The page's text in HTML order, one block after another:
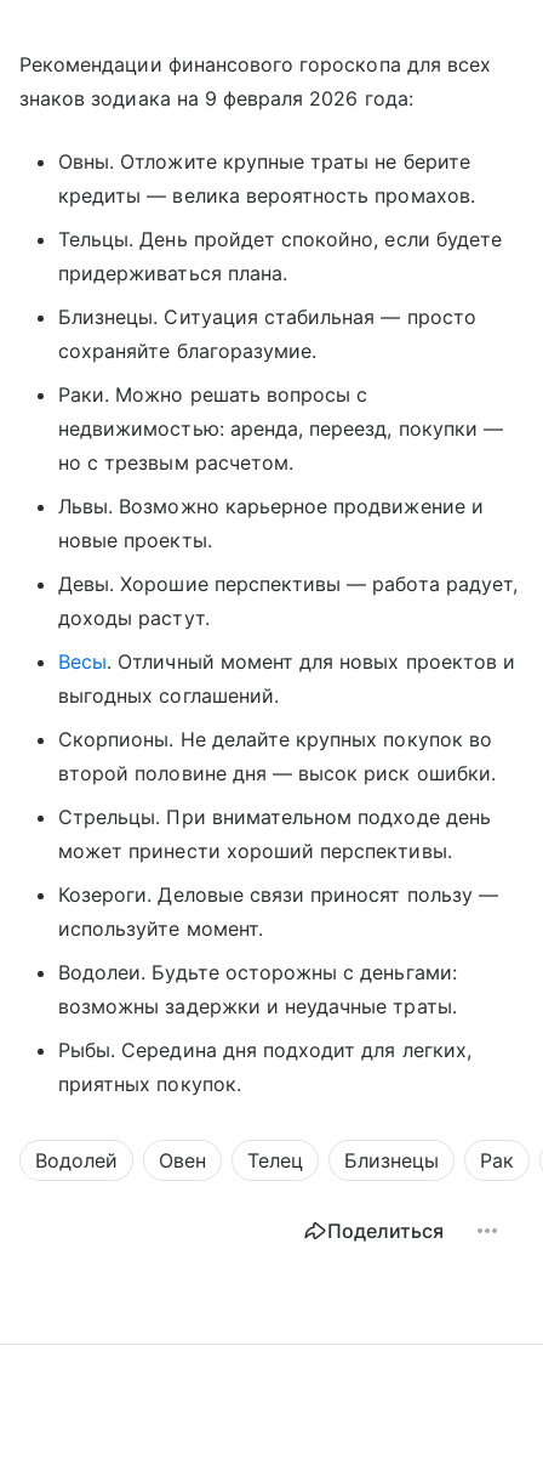
Рекомендации финансового гороскопа для всех
знаков зодиака на 9 февраля 2026 года:
Овны. Отложите крупные траты не берите
кредиты — велика вероятность промахов.
Тельцы. День пройдет спокойно, если будете
придерживаться плана.
Близнецы. Ситуация стабильная — просто
сохраняйте благоразумие.
Раки. Можно решать вопросы с
недвижимостью: аренда, переезд, покупки —
но с трезвым расчетом.
Львы. Возможно карьерное продвижение и
новые проекты.
Девы. Хорошие перспективы — работа радует,
доходы растут.
Весы. Отличный момент для новых проектов и
выгодных соглашений.
Скорпионы. Не делайте крупных покупок во
второй половине дня — высок риск ошибки.
Стрельцы. При внимательном подходе день
может принести хороший перспективы.
Козероги. Деловые связи приносят пользу —
используйте момент.
Водолеи. Будьте осторожны с деньгами:
возможны задержки и неудачные траты.
Рыбы. Середина дня подходит для легких,
приятных покупок.
Водолей Овен Телец Близнецы Рак
Поделиться